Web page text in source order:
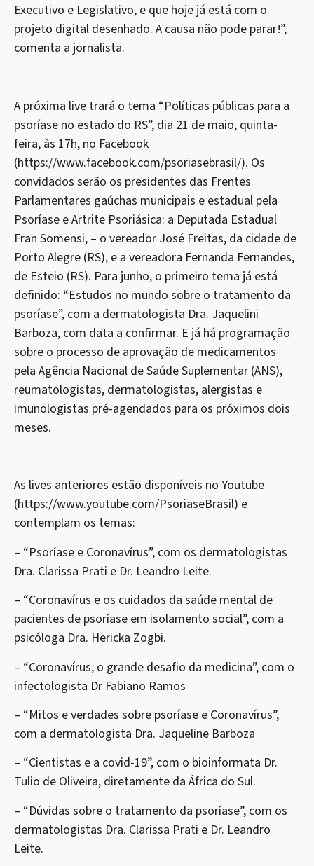
Executivo e Legislativo, e que hoje já está com o
projeto digital desenhado. A causa não pode parar!”,
comenta a jornalista.
A próxima live trará o tema “Políticas públicas para a
psoríase no estado do RS”, dia 21 de maio, quinta-
feira, às 17h, no Facebook
(https://www.facebook.com/psoriasebrasil/). Os
convidados serão os presidentes das Frentes
Parlamentares gaúchas municipais e estadual pela
Psoríase e Artrite Psoriásica: a Deputada Estadual
Fran Somensi, – o vereador José Freitas, da cidade de
Porto Alegre (RS), e a vereadora Fernanda Fernandes,
de Esteio (RS). Para junho, o primeiro tema já está
definido: “Estudos no mundo sobre o tratamento da
psoríase”, com a dermatologista Dra. Jaquelini
Barboza, com data a confirmar. E já há programação
sobre o processo de aprovação de medicamentos
pela Agência Nacional de Saúde Suplementar (ANS),
reumatologistas, dermatologistas, alergistas e
imunologistas pré-agendados para os próximos dois
meses.
As lives anteriores estão disponíveis no Youtube
(https://www.youtube.com/PsoriaseBrasil) e
contemplam os temas:
– “Psoríase e Coronavírus”, com os dermatologistas
Dra. Clarissa Prati e Dr. Leandro Leite.
– “Coronavírus e os cuidados da saúde mental de
pacientes de psoríase em isolamento social”, com a
psicóloga Dra. Hericka Zogbi.
– “Coronavírus, o grande desafio da medicina”, com o
infectologista Dr Fabiano Ramos
– “Mitos e verdades sobre psoríase e Coronavírus”,
com a dermatologista Dra. Jaqueline Barboza
– “Cientistas e a covid-19”, com o bioinformata Dr.
Tulio de Oliveira, diretamente da África do Sul.
– “Dúvidas sobre o tratamento da psoríase”, com os
dermatologistas Dra. Clarissa Prati e Dr. Leandro
Leite.